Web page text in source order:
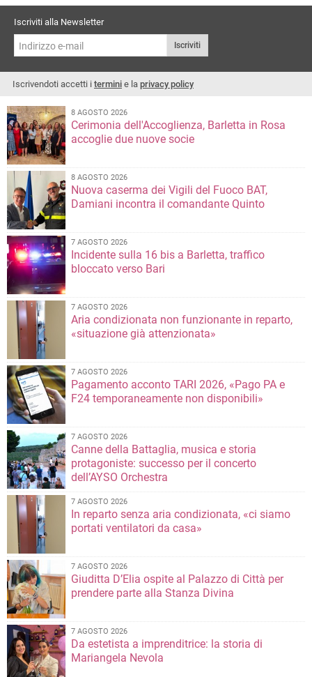
Polisportiva Dilettantistica ACSI
ONMIC Barletta
compromesso il quarto posto in
Iscriviti alla Newsletter
Iscriviti
Iscrivendoti accetti i termini e la privacy policy
8 AGOSTO 2026
Cerimonia dell'Accoglienza, Barletta in Rosa
accoglie due nuove socie
8 AGOSTO 2026
Nuova caserma dei Vigili del Fuoco BAT,
Damiani incontra il comandante Quinto
7 AGOSTO 2026
Incidente sulla 16 bis a Barletta, traffico
bloccato verso Bari
7 AGOSTO 2026
Aria condizionata non funzionante in reparto,
«situazione già attenzionata»
7 AGOSTO 2026
Pagamento acconto TARI 2026, «Pago PA e
F24 temporaneamente non disponibili»
7 AGOSTO 2026
Canne della Battaglia, musica e storia
protagoniste: successo per il concerto
dell’AYSO Orchestra
7 AGOSTO 2026
In reparto senza aria condizionata, «ci siamo
portati ventilatori da casa»
7 AGOSTO 2026
Giuditta D’Elia ospite al Palazzo di Città per
prendere parte alla Stanza Divina
7 AGOSTO 2026
Da estetista a imprenditrice: la storia di
Mariangela Nevola